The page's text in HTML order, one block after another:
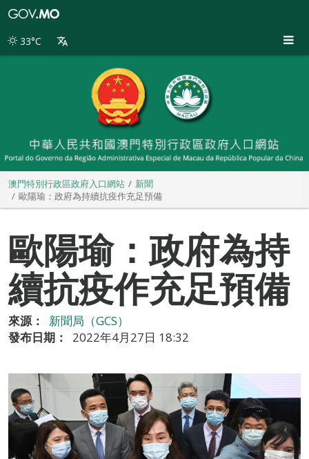
別
33°C
澳門特別行政區政府入口網站
新聞
歐陽瑜：政府為持續抗疫作充足預備
歐陽瑜：政府為持
續抗疫作充足預備
來源：
新聞局（GCS）
發布日期：
2022年4月27日 18:32